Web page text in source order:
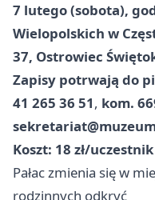
7 lutego (sobota),
Wielopolskich w
37, Ostrowiec
Zapisy potrwają do
41 265 36 51, kom.
Koszt: 18 zł/uczestnik
Pałac zmienia się w
rodzinnych odkryć